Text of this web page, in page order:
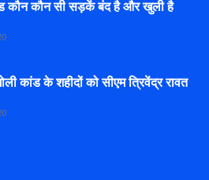
कौन कौन सी सड़कें बंद है और खुली है
कांड के शहीदों को सीएम त्रिवेंद्र रावत